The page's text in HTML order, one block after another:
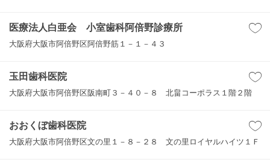
医療法人白亜会 小室歯科阿倍野診療所
大阪府大阪市阿倍野区阿倍野筋１－１－４３
玉田歯科医院
大阪府大阪市阿倍野区阪南町３－４０－８ 北畠コーポラス１階２階
おおくぼ歯科医院
大阪府大阪市阿倍野区文の里１－８－２８ 文の里ロイヤルハイツ１Ｆ